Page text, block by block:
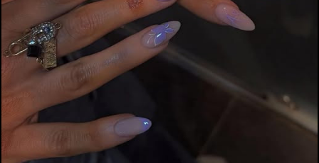
န်း အနည်းငယ် ထည့်ပါ။
အချို့သော မိသားစုများသည် ရုံးပတီသီးကို တစ်ညလုံး
ေတွင် စိမ်ထားပြီး မနက်ခင်းတွင် အလားတူ အကျိုးကျေး
းများရရှိရန် ဖျော်ရည်ကို အစိမ်းအတိုင်း သောက်သုံးကြ
ါသည်။
အကောင်းဆုံးရလဒ်များအတွက် သဘာဝ၊ ဓာတုပစ္စည်း
င်းစင်သော လတ်ဆတ်သော ရုံးပတီသီး ကို အသုံးပြုပါ။
ဘယ်ကြောင့်ဆိုသော် အစဉ်အလာအရ ၎င်းသည်
မ်းအင်ကို အကောင်းဆုံး ပေးနိုင်သည်ဟု ယူဆကြ
ောကြောင့် ဖြစ်ပါသည်။